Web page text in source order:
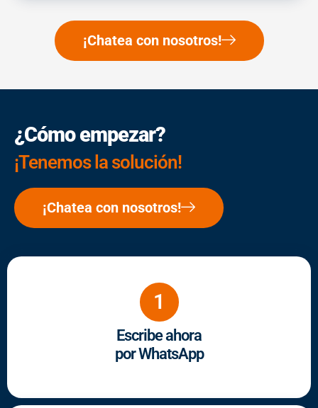
¡Chatea con nosotros!
¿Cómo empezar?
¡Tenemos la solución!
¡Chatea con nosotros!
1
Escribe ahora
por WhatsApp